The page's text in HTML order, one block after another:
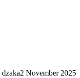
dzaka2 November 2025